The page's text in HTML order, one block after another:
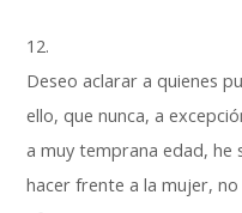
12.
Deseo aclarar a quienes
ello, que nunca, a
a muy temprana edad, he
hacer frente a la mujer,